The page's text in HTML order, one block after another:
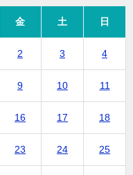
金 土 日
2 3 4
9 10 11
16 17 18
23 24 25